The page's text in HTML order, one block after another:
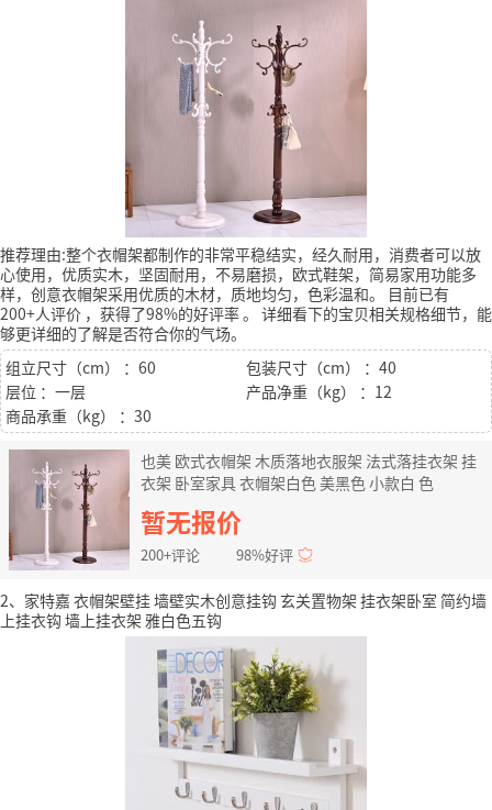
推荐理由:整个衣帽架都制作的非常平稳结实，经久耐用，消费者可以放
心使用，优质实木，坚固耐用，不易磨损，欧式鞋架，简易家用功能多
样，创意衣帽架采用优质的木材，质地均匀，色彩温和。
目前已有
200+人评价 ，获得了98%的好评率。 详细看下的宝贝相关规格细节，能
够更详细的了解是否符合你的气场。
组立尺寸（cm） ：60
包装尺寸（cm） ：40
层位 ：一层
产品净重（kg） ：12
商品承重（kg） ：30
也美 欧式衣帽架 木质落地衣服架 法式落挂衣架 挂
衣架 卧室家具 衣帽架白色 美黑色 小款白 色
暂无报价
200+评论 98%好评
2、家特嘉 衣帽架壁挂 墙壁实木创意挂钩 玄关置物架 挂衣架卧室 简约墙
上挂衣钩 墙上挂衣架 雅白色五钩